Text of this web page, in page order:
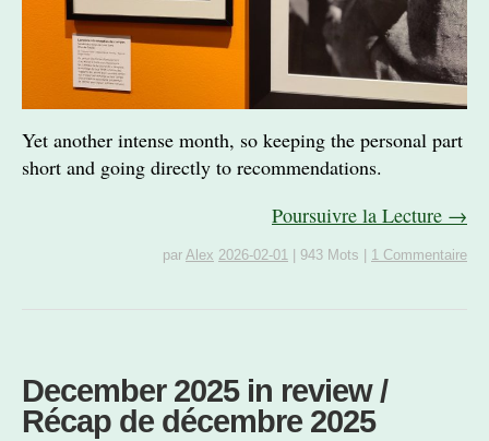
Yet another intense month, so keeping the personal part
short and going directly to recommendations.
Poursuivre la Lecture →
par Alex 2026-02-01 943 Mots 1 Commentaire
December 2025 in review /
Récap de décembre 2025